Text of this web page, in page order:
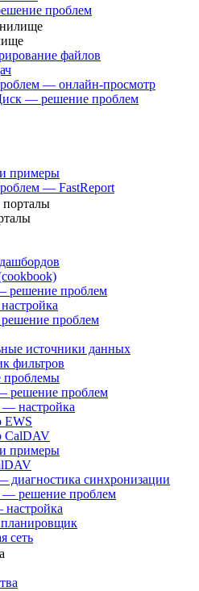
проблем
файлов
— онлайн-просмотр
— решение проблем
примеры
— FastReport
решение проблем
проблем
источники данных
фильтров
проблемы
решение проблем
— настройка
EWS
CalDAV
примеры
диагностика синхронизации
— решение проблем
сеть